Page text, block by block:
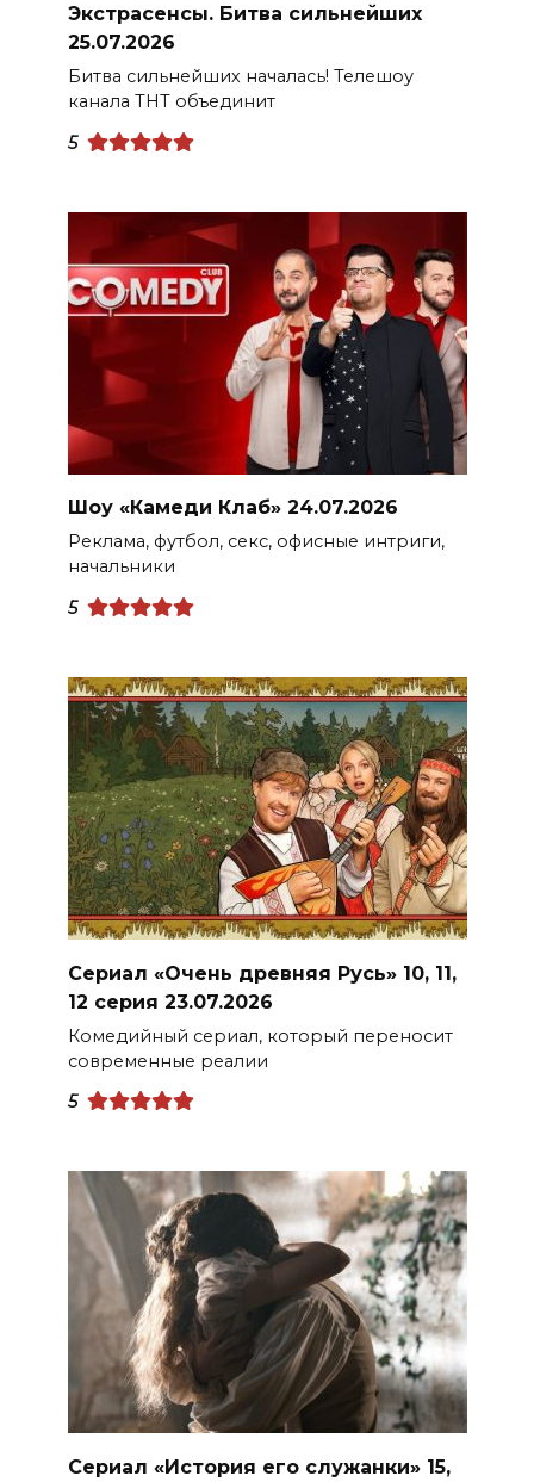
Экстрасенсы. Битва сильнейших
25.07.2026
Битва сильнейших началась! Телешоу
канала ТНТ объединит
5
Шоу «Камеди Клаб» 24.07.2026
Реклама, футбол, секс, офисные интриги,
начальники
5
Сериал «Очень древняя Русь» 10, 11,
12 серия 23.07.2026
Комедийный сериал, который переносит
современные реалии
5
Сериал «История его служанки» 15,